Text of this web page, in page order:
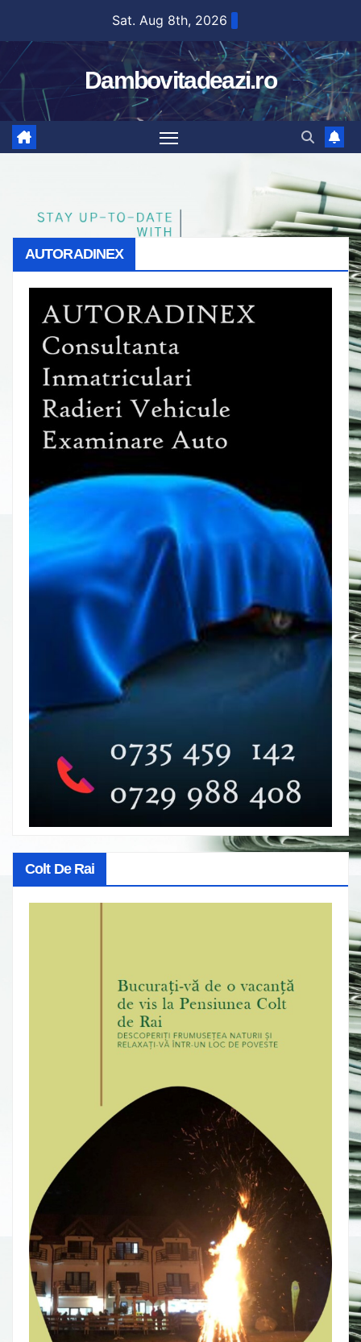
content
Sat. Aug 8th, 2026
Dambovitadeazi.ro
AUTORADINEX
Colt De Rai